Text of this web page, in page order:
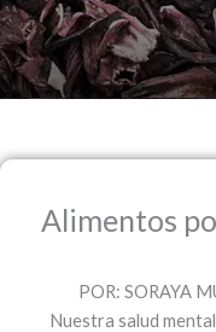
Alimentos
POR: SORAYA
Nuestra salud